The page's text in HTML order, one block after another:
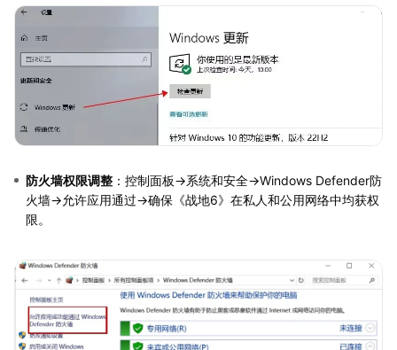
防火墙权限调整 ：控制面板→系统和安全→Windows Defender防
火墙→允许应用通过→确保《战地6》在私人和公用网络中均获权
限。